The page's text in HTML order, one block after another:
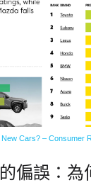
Cars? – Consumer
偏誤：為